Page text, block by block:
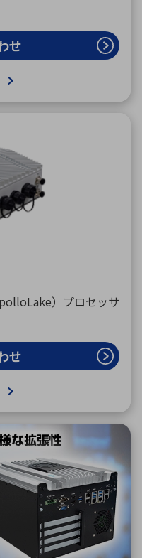
せ
）プロセッサ
せ